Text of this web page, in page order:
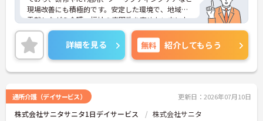
現場改善にも積極的です。安定した環境で、地域に
貢献しながら介護・福祉の専門性を高めたい方にお
すすめです。
ご興味ある方には、面接対策ポイントなど、さらに
詳細をお話しいたしますのでお気軽にご相談くださ
い！
詳細を見る 無料 紹介してもらう
通所介護（デイサービス） 更新日：2026年07月10日
株式会社サニタサニタ1日デイサービス 株式会社サニタ